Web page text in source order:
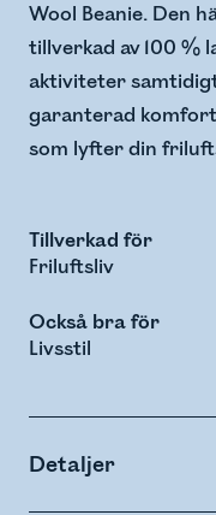
Wool Beanie. Den
tillverkad av 100 %
aktiviteter
garanterad komfort
som lyfter din
Tillverkad för
Friluftsliv
Också bra för
Livsstil
Detaljer